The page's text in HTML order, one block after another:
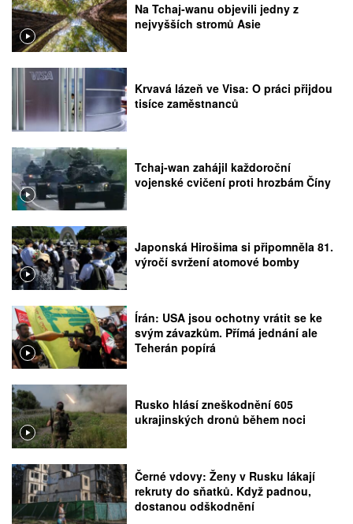
Na Tchaj-wanu objevili jedny z
nejvyšších stromů Asie
Krvavá lázeň ve Visa: O práci přijdou
tisíce zaměstnanců
Tchaj-wan zahájil každoroční
vojenské cvičení proti hrozbám Číny
Japonská Hirošima si připomněla 81.
výročí svržení atomové bomby
Írán: USA jsou ochotny vrátit se ke
svým závazkům. Přímá jednání ale
Teherán popírá
Rusko hlásí zneškodnění 605
ukrajinských dronů během noci
Černé vdovy: Ženy v Rusku lákají
rekruty do sňatků. Když padnou,
dostanou odškodnění